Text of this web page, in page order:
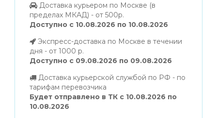
Доставка курьером по Москве (в
пределах МКАД) - от 500р.
Доступно с 10.08.2026 по 10.08.2026
Экспресс-доставка по Москве в течении
дня - от 1000 р.
Доступно с 09.08.2026 по 09.08.2026
Доставка курьерской службой по РФ - по
тарифам перевозчика
Будет отправлено в ТК с 10.08.2026 по
10.08.2026